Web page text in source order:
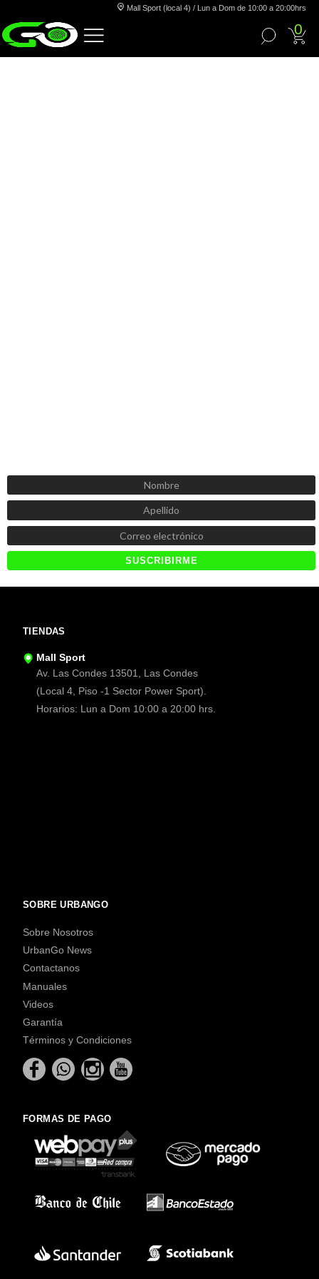
Mall Sport (local 4) / Lun a Dom de 10:00 a 20:00hrs
0
TIENDAS
Mall Sport
Av. Las Condes 13501, Las Condes
(Local 4, Piso -1 Sector Power Sport).
Horarios: Lun a Dom 10:00 a 20:00 hrs.
SOBRE URBANGO
Sobre Nosotros
UrbanGo News
Contactanos
Manuales
Videos
Garantía
Términos y Condiciones
FORMAS DE PAGO